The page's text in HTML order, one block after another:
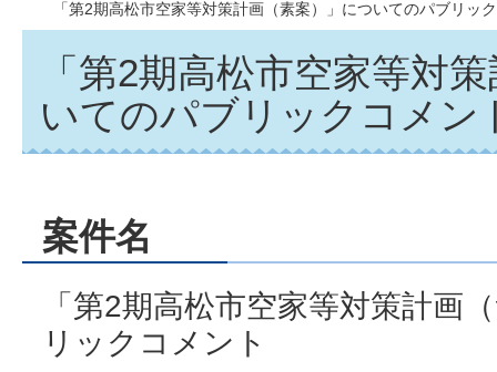
「第2期高松市空家等対策計画（素案）」についてのパブリッ
「第2期高松市空家等対
いてのパブリックコメン
案件名
「第2期高松市空家等対策計画
リックコメント